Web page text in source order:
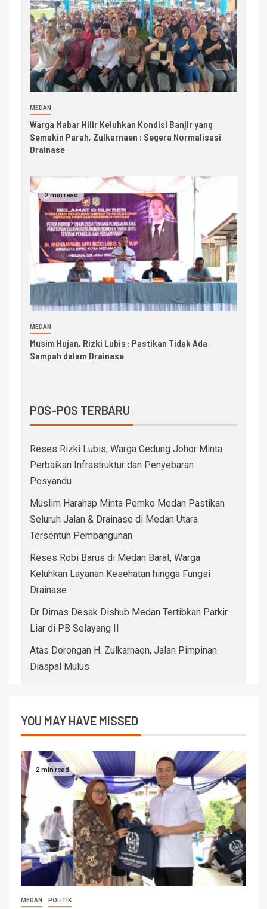
MEDAN
Warga Mabar Hilir Keluhkan Kondisi Banjir yang
Semakin Parah, Zulkarnaen : Segera Normalisasi
Drainase
2 min read
MEDAN
Musim Hujan, Rizki Lubis : Pastikan Tidak Ada
Sampah dalam Drainase
POS-POS TERBARU
Reses Rizki Lubis, Warga Gedung Johor Minta
Perbaikan Infrastruktur dan Penyebaran
Posyandu
Muslim Harahap Minta Pemko Medan Pastikan
Seluruh Jalan & Drainase di Medan Utara
Tersentuh Pembangunan
Reses Robi Barus di Medan Barat, Warga
Keluhkan Layanan Kesehatan hingga Fungsi
Drainase
Dr Dimas Desak Dishub Medan Tertibkan Parkir
Liar di PB Selayang II
Atas Dorongan H. Zulkarnaen, Jalan Pimpinan
Diaspal Mulus
YOU MAY HAVE MISSED
2 min read
MEDAN POLITIK